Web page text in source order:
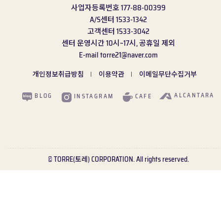
사업자등록번호177-88-00399
A/S센터1533-1342
고객센터1533-3042
센터 운영시간10시~17시, 공휴일 제외
E-mailtorre21@naver.com
개인정보취급방침 이용약관 이메일무단수집거부
BLOG INSTAGRAM CAFE ALCANTARA
© TORRE(토레) CORPORATION. All rights reserved.